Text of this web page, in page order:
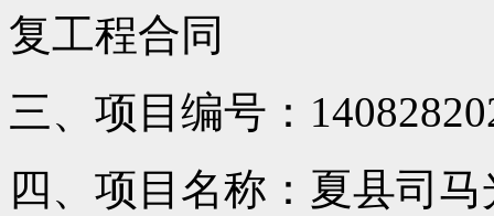
复工程合同
三、项目编号：
四、项目名称：夏县司